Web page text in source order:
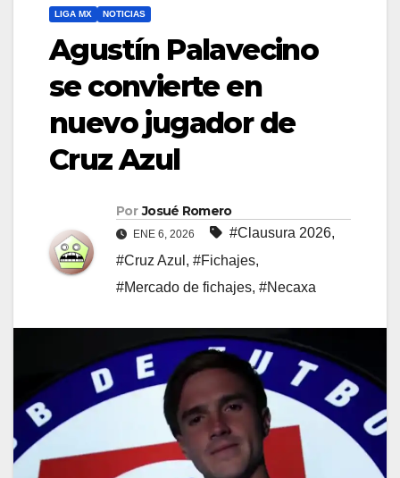
LIGA MX NOTICIAS
Agustín Palavecino
se convierte en
nuevo jugador de
Cruz Azul
Por Josué Romero
ENE 6, 2026 #Clausura 2026,
#Cruz Azul , #Fichajes,
#Mercado de fichajes, #Necaxa